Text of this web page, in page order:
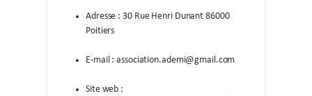
Adresse : 30 Rue Henri Dunant 86000
Poitiers
E-mail : association.ademi@gmail.com
Site web :